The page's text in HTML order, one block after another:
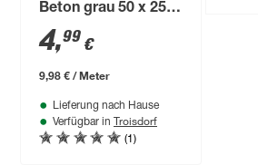
Beton grau 50 x 25 x
6 cm
4,99 €
9,98 € / Meter
Lieferung nach Hause
Verfügbar in Troisdorf
(1)